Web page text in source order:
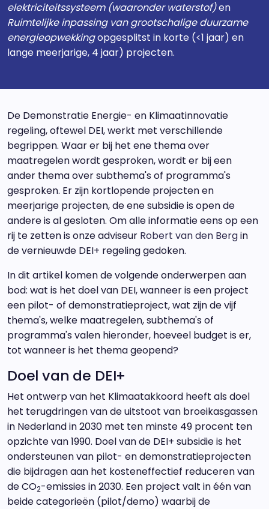
elektriciteitssysteem (waaronder waterstof)en
Ruimtelijke inpassing van grootschalige duurzame
energieopwekkingopgesplitst in korte (<1 jaar) en
lange meerjarige, 4 jaar) projecten.
De Demonstratie Energie- en Klimaatinnovatie
regeling, oftewel DEI, werkt met verschillende
begrippen. Waar er bij het ene thema over
maatregelen wordt gesproken, wordt er bij een
ander thema over subthema's of programma's
gesproken. Er zijn kortlopende projecten en
meerjarige projecten, de ene subsidie is open de
andere is al gesloten. Om alle informatie eens op een
rij te zetten is onze adviseur Robert van den Bergin
de vernieuwde DEI+ regeling gedoken.
In dit artikel komen de volgende onderwerpen aan
bod: wat is het doel van DEI, wanneer is een project
een pilot- of demonstratieproject, wat zijn de vijf
thema's, welke maatregelen, subthema's of
programma's valen hieronder, hoeveel budget is er,
tot wanneer is het thema geopend?
Doel van de DEI+
Het ontwerp van het Klimaatakkoord heeft als doel
het terugdringen van de uitstoot van broeikasgassen
in Nederland in 2030 met ten minste 49 procent ten
opzichte van 1990. Doel van de DEI+ subsidie is het
ondersteunen van pilot- en demonstratieprojecten
die bijdragen aan het kosteneffectief reduceren van
de CO2-emissies in 2030. Een project valt in één van
beide categorieën (pilot/demo) waarbij de